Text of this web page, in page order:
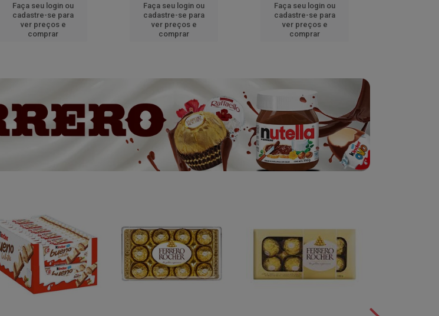
Faça seu login ou
cadastre-se para
ver preços e
comprar
Faça seu login ou
cadastre-se para
ver preços e
comprar
Faça seu login ou
cadastre-se para
ver preços e
comprar